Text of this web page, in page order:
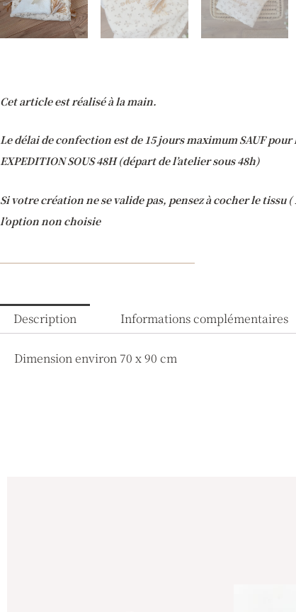
Cet article est réalisé à la main.
Le délai de confection est de 15 jours maximum SAUF pour
EXPEDITION SOUS 48H (départ de l’atelier sous 48h)
Si votre création ne se valide pas, pensez à cocher le tissu (
l’option non choisie
Description Informations complémentaires
Dimension environ 70 x 90 cm